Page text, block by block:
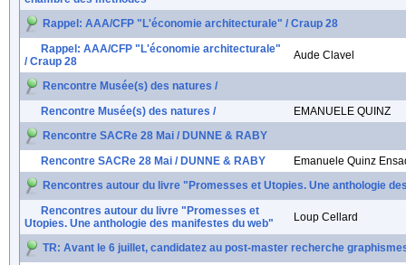
Rappel: AAA/CFP "L'économie architecturale" / Craup 28
Rappel: AAA/CFP "L'économie architecturale"
/ Craup 28
Aude Clavel
Rencontre Musée(s) des natures /
Rencontre Musée(s) des natures /
EMANUELE QUINZ
Rencontre SACRe 28 Mai / DUNNE & RABY
Rencontre SACRe 28 Mai / DUNNE & RABY
Emanuele Quinz
Rencontres autour du livre "Promesses et Utopies. Une anthologie
Rencontres autour du livre "Promesses et
Utopies. Une anthologie des manifestes du web"
Loup Cellard
TR: Avant le 6 juillet, candidatez au post-master recherche